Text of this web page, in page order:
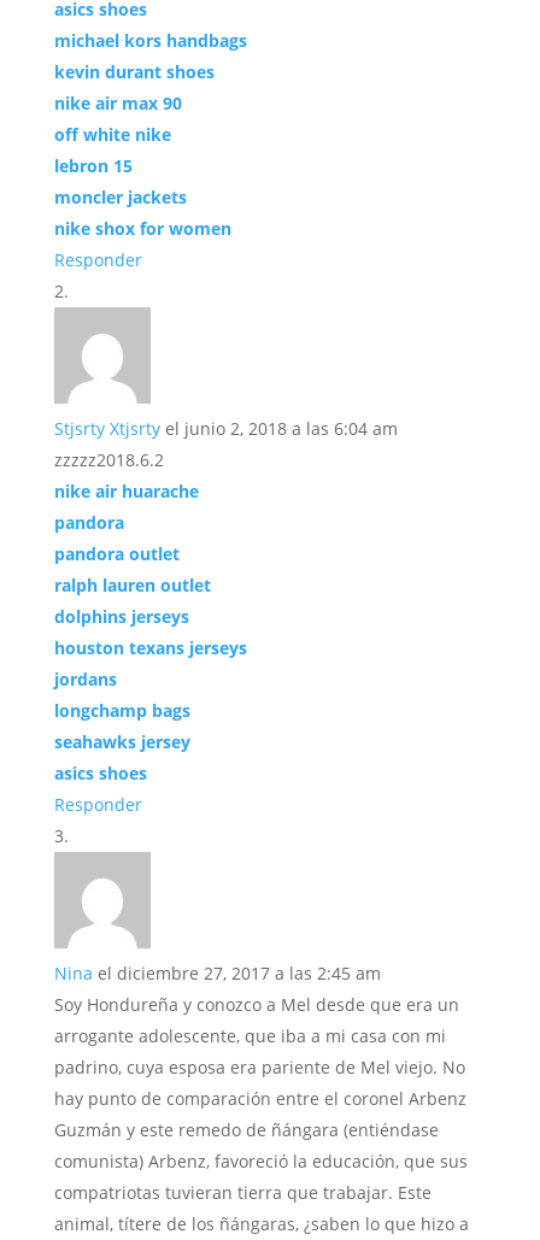
asics shoes
michael kors handbags
kevin durant shoes
nike air max 90
off white nike
lebron 15
moncler jackets
nike shox for women
Responder
Stjsrty Xtjsrty el junio 2, 2018 a las 6:04 am
zzzzz2018.6.2
nike air huarache
pandora
pandora outlet
ralph lauren outlet
dolphins jerseys
houston texans jerseys
jordans
longchamp bags
seahawks jersey
asics shoes
Responder
Nina el diciembre 27, 2017 a las 2:45 am
Soy Hondureña y conozco a Mel desde que era un
arrogante adolescente, que iba a mi casa con mi
padrino, cuya esposa era pariente de Mel viejo. No
hay punto de comparación entre el coronel Arbenz
Guzmán y este remedo de ñángara (entiéndase
comunista) Arbenz, favoreció la educación, que sus
compatriotas tuvieran tierra que trabajar. Este
animal, títere de los ñángaras, ¿saben lo que hizo a